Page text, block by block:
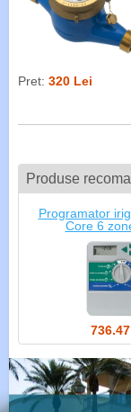
Pret: 320 Lei
Produse
Programator
Core 6